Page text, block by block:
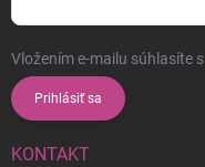
Vložením e-mailu súhlasíte s
Prihlásiť sa
KONTAKT